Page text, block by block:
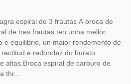
espiral de 3 frautas A broca de
de tres frautas ten unha mellor
e equilibrio, un maior rendemento de
e redondez do burato
altas.Broca espiral de carburo de
thr...